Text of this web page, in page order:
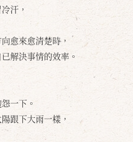
汗，
愈來愈清楚時，
解決事情的效率。
一下。
跟下大雨一樣，